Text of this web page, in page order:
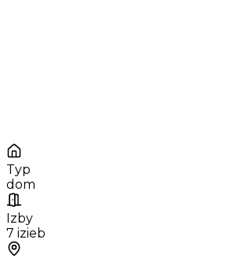
Typ
dom
Izby
7 izieb